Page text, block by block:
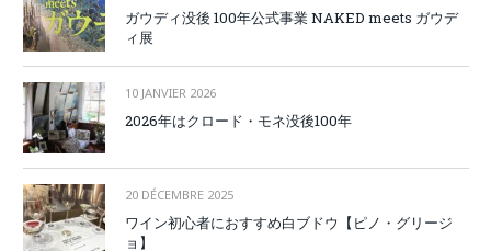
ガウディ没後 100年公式事業 NAKED meets ガウデ
ィ展
10 JANVIER 2026
2026年はクロード・モネ没後100年
20 DÉCEMBRE 2025
ワイン初心者におすすめ白ブドウ【ピノ・グリージ
ョ】